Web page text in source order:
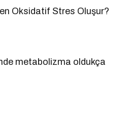
Oksidatif Stres Oluşur?
metabolizma oldukça